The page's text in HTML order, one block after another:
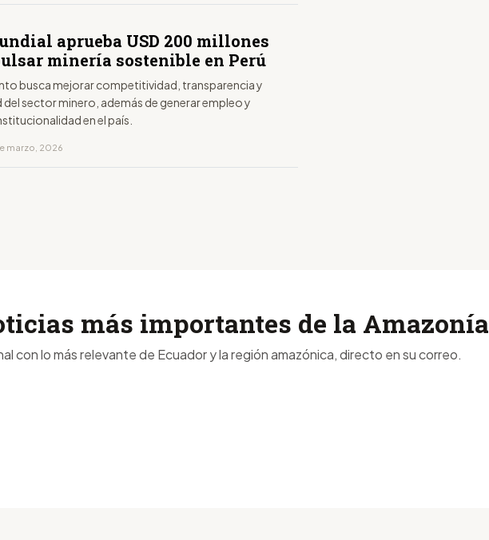
aprueba USD 200 millones
minería sostenible en Perú
busca mejorar competitividad, transparencia y
sector minero, además de generar empleo y
en el país.
marzo, 2026
más importantes de la Amazonía
con lo más relevante de Ecuador y la región amazónica, directo en su correo.